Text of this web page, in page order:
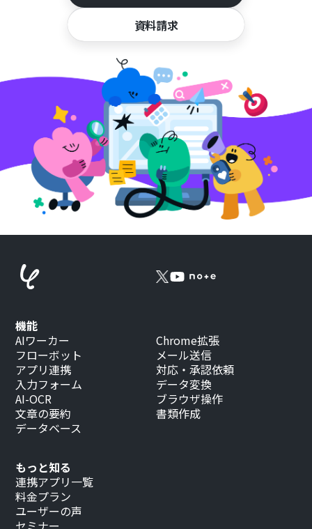
資料請求
もっと知る
連携アプリ一覧
料金プラン
ユーザーの声
セミナー
機能
AIワーカー
フローボット
アプリ連携
入力フォーム
AI-OCR
文章の要約
データベース
Chrome拡張
メール送信
対応・承認依頼
データ変換
ブラウザ操作
書類作成